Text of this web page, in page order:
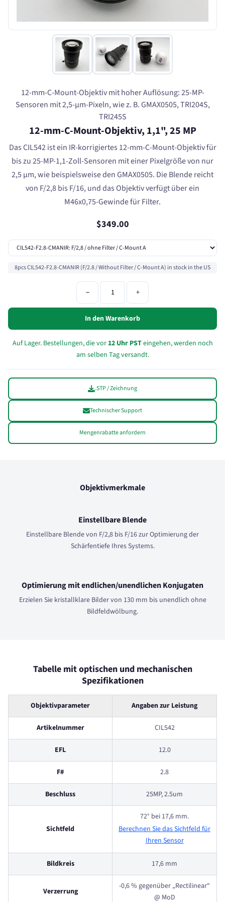
12-mm-C-Mount-Objektiv mit hoher Auflösung: 25-MP-
Sensoren mit 2,5-µm-Pixeln, wie z. B. GMAX0505, TRI204S,
TRI245S
12-mm-C-Mount-Objektiv, 1,1", 25 MP
Das CIL542 ist ein IR-korrigiertes 12-mm-C-Mount-Objektiv für
bis zu 25-MP-1,1-Zoll-Sensoren mit einer Pixelgröße von nur
2,5 µm, wie beispielsweise den GMAX0505. Die Blende reicht
von F/2,8 bis F/16, und das Objektiv verfügt über ein
M46x0,75-Gewinde für Filter.
$349.00
8pcs CIL542-F2.8-CMANIR (F/2.8 / Without Filter / C-Mount A) in stock in the US
− +
In den Warenkorb
Auf Lager. Bestellungen, die vor 12 Uhr PSTeingehen, werden noch
am selben Tag versandt.
.STP / Zeichnung
Technischer Support
Mengenrabatte anfordern
Objektivmerkmale
Einstellbare Blende
Einstellbare Blende von F/2,8 bis F/16 zur Optimierung der
Schärfentiefe Ihres Systems.
Optimierung mit endlichen/unendlichen Konjugaten
Erzielen Sie kristallklare Bilder von 130 mm bis unendlich ohne
Bildfeldwölbung.
Tabelle mit optischen und mechanischen
Spezifikationen
Objektivparameter Angaben zur Leistung
Artikelnummer CIL542
EFL 12.0
F# 2.8
Beschluss 25MP, 2.5um
Sichtfeld
72° bei 17,6 mm.
Berechnen Sie das Sichtfeld für
Ihren Sensor
Bildkreis 17,6 mm
Verzerrung
-0,6 % gegenüber „Rectilinear“
@ MoD